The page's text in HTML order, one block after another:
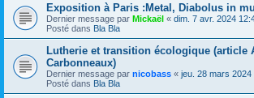
Exposition à Paris :Metal, Diabolus in
Dernier message par Mickaël « dim. 7 avr. 2024
Posté dans Bla Bla
Lutherie et transition écologique (article
Carbonneaux)
Dernier message par nicobass « jeu. 28 mars 2024
Posté dans Bla Bla